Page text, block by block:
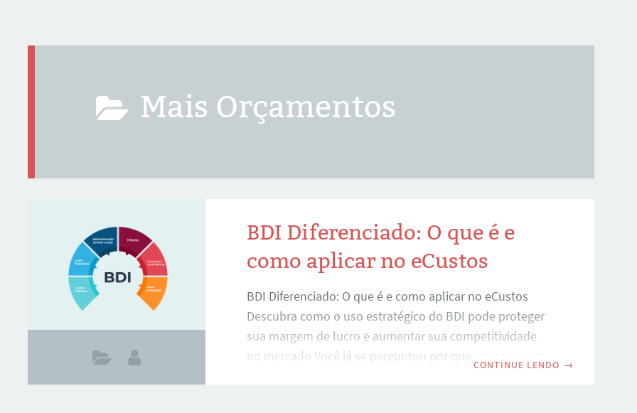
Mais Orçamentos
BDI Diferenciado: O que é e
como aplicar no eCustos
BDI Diferenciado: O que é e como aplicar no eCustos
Descubra como o uso estratégico do BDI pode proteger
sua margem de lucro e aumentar sua competitividade
no mercado Você já se perguntou por que, mesmo com
CONTINUE LENDO →